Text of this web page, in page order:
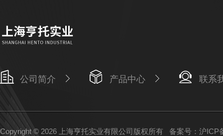
公司简介 产品中心 联系
Copyright © 2026 上海亨托实业有限公司版权所有 备案号：沪ICP